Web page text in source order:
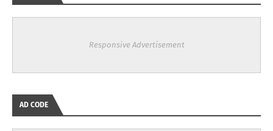
Responsive Advertisement
AD CODE